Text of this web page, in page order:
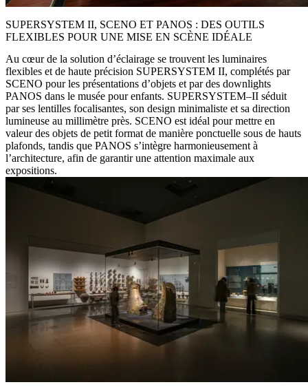
SUPERSYSTEM II, SCENO ET PANOS : DES OUTILS
FLEXIBLES POUR UNE MISE EN SCÈNE IDÉALE
Au cœur de la solution d’éclairage se trouvent les luminaires
flexibles et de haute précision SUPERSYSTEM II, complétés par
SCENO pour les présentations d’objets et par des downlights
PANOS dans le musée pour enfants. SUPERSYSTEM–II séduit
par ses lentilles focalisantes, son design minimaliste et sa direction
lumineuse au millimètre près. SCENO est idéal pour mettre en
valeur des objets de petit format de manière ponctuelle sous de hauts
plafonds, tandis que PANOS s’intègre harmonieusement à
l’architecture, afin de garantir une attention maximale aux
expositions.